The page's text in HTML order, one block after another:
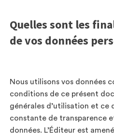
Quelles sont les
de vos données
Nous utilisons vos données
conditions de ce présent
générales d’utilisation et ce
constante de transparence
données. L’Éditeur est